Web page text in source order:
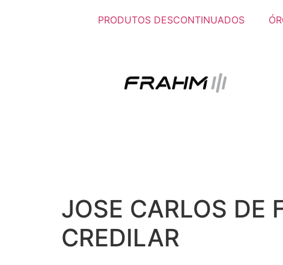
PRODUTOS DESCONTINUADOS
JOSE CARLOS DE
CREDILAR